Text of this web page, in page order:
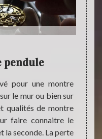
pendule
pour une montre
le mur ou bien sur
qualités de montre
faire connaitre le
la seconde. La perte